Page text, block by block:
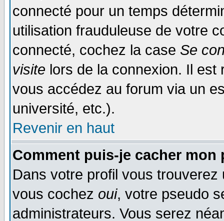
connecté pour un temps
utilisation frauduleuse de votre
connecté, cochez la case Se
visite lors de la connexion. Il
vous accédez au forum via un
université, etc.).
Revenir en haut
Comment puis-je cacher
Dans votre profil vous
vous cochez oui, votre pseudo
administrateurs. Vous serez